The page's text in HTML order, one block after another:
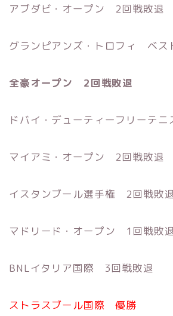
アブダビ・オープン 2回戦敗退
グランピアンズ・トロフィ ベス
全豪オープン 2回戦敗退
ドバイ・デューティーフリーテ
マイアミ・オープン 2回戦敗退
イスタンブール選手権 2回戦敗退
マドリード・オープン 1回戦敗退
BNLイタリア国際 3回戦敗退
ストラスブール国際 優勝